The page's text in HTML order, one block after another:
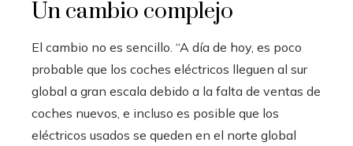
Un cambio complejo
El cambio no es sencillo. “A día de hoy, es poco
probable que los coches eléctricos lleguen al sur
global a gran escala debido a la falta de ventas de
coches nuevos, e incluso es posible que los
eléctricos usados se queden en el norte global